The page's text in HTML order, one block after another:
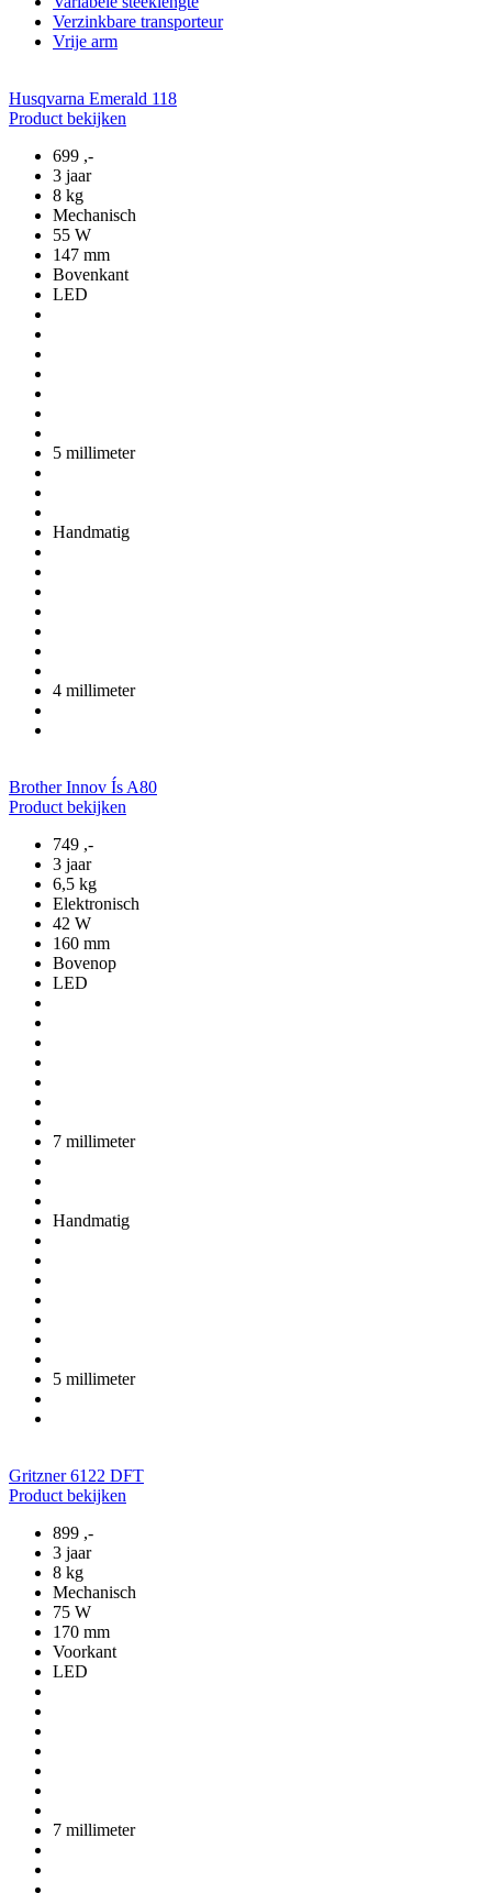
Verzinkbare transporteur
Vrije arm
Husqvarna Emerald 118
Product bekijken
699 ,-
3 jaar
8 kg
Mechanisch
55 W
147 mm
Bovenkant
LED
5 millimeter
Handmatig
4 millimeter
Brother Innov Ís A80
Product bekijken
749 ,-
3 jaar
6,5 kg
Elektronisch
42 W
160 mm
Bovenop
LED
7 millimeter
Handmatig
5 millimeter
Gritzner 6122 DFT
Product bekijken
899 ,-
3 jaar
8 kg
Mechanisch
75 W
170 mm
Voorkant
LED
7 millimeter